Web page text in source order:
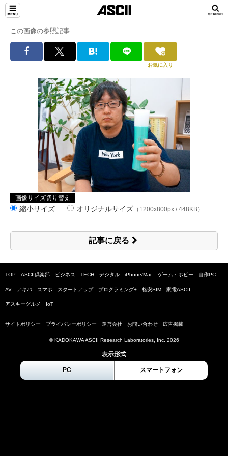
この画像の参照記事
お気に入り
画像サイズ切り替え
縮小サイズ オリジナルサイズ （1200x800px / 448KB）
記事に戻る
TOP ASCII倶楽部 ビジネス TECH デジタル iPhone/Mac ゲーム・ホビー 自作PC
AV アキバ スマホ スタートアップ プログラミング+ 格安SIM 家電ASCII
アスキーグルメ IoT
サイトポリシー プライバシーポリシー 運営会社 お問い合わせ 広告掲載
© KADOKAWA ASCII Research Laboratories, Inc. 2026
表示形式
PC スマートフォン